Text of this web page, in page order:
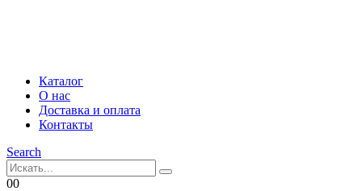
Каталог
О нас
Доставка и оплата
Контакты
Search
00